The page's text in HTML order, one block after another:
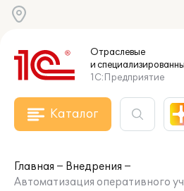
Отраслевые
и
1С:Предприятие
Каталог
Главная
Внедрения
Автоматизация оперативного